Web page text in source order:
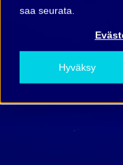
saa seurata.
Hyväksy